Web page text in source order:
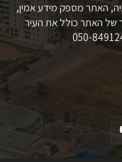
האתר מספק מידע אמין,
של האתר כולל את העיר